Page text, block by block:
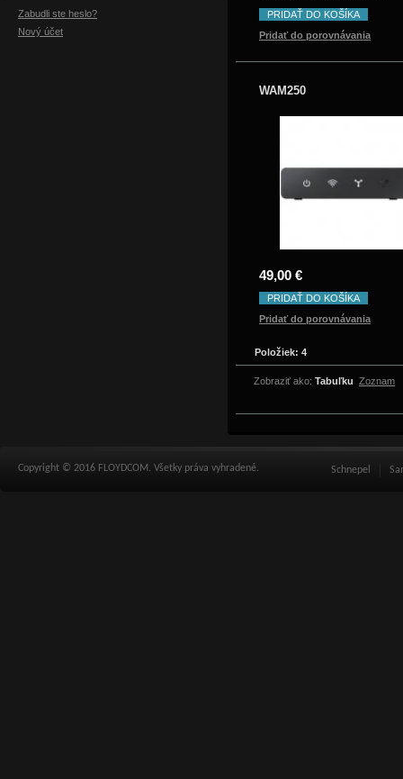
Zabudli ste heslo?
Nový účet
PRIDAŤ DO KOŠÍKA
Pridať do porovnávania
WAM250
49,00 €
PRIDAŤ DO KOŠÍKA
Pridať do porovnávania
Položiek: 4
Zobraziť ako: Tabuľku Zoznam
Copyright © 2016 FLOYDCOM. Všetky práva vyhradené. Schnepel